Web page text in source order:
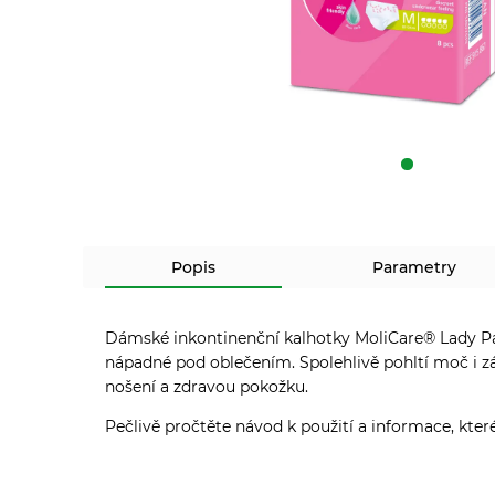
Popis Parametry
Dámské inkontinenční kalhotky MoliCare® Lady
nápadné pod oblečením. Spolehlivě pohltí moč i
nošení a zdravou pokožku.
Pečlivě pročtěte návod k použití a informace,